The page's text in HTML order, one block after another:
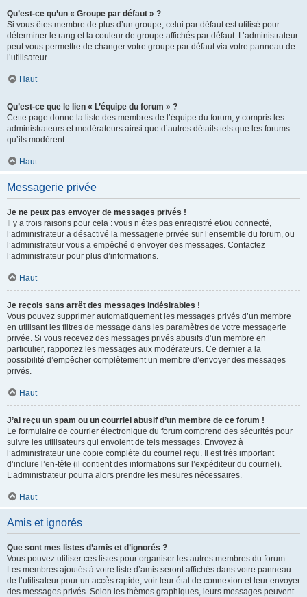
Qu’est-ce qu’un « Groupe par défaut » ?
Si vous êtes membre de plus d’un groupe, celui par défaut est utilisé pour
déterminer le rang et la couleur de groupe affichés par défaut. L’administrateur
peut vous permettre de changer votre groupe par défaut via votre panneau de
l’utilisateur.
Haut
Qu’est-ce que le lien « L’équipe du forum » ?
Cette page donne la liste des membres de l’équipe du forum, y compris les
administrateurs et modérateurs ainsi que d’autres détails tels que les forums
qu’ils modèrent.
Haut
Messagerie privée
Je ne peux pas envoyer de messages privés !
Il y a trois raisons pour cela : vous n’êtes pas enregistré et/ou connecté,
l’administrateur a désactivé la messagerie privée sur l’ensemble du forum, ou
l’administrateur vous a empêché d’envoyer des messages. Contactez
l’administrateur pour plus d’informations.
Haut
Je reçois sans arrêt des messages indésirables !
Vous pouvez supprimer automatiquement les messages privés d’un membre
en utilisant les filtres de message dans les paramètres de votre messagerie
privée. Si vous recevez des messages privés abusifs d’un membre en
particulier, rapportez les messages aux modérateurs. Ce dernier a la
possibilité d’empêcher complètement un membre d’envoyer des messages
privés.
Haut
J’ai reçu un spam ou un courriel abusif d’un membre de ce forum !
Le formulaire de courrier électronique du forum comprend des sécurités pour
suivre les utilisateurs qui envoient de tels messages. Envoyez à
l’administrateur une copie complète du courriel reçu. Il est très important
d’inclure l’en-tête (il contient des informations sur l’expéditeur du courriel).
L’administrateur pourra alors prendre les mesures nécessaires.
Haut
Amis et ignorés
Que sont mes listes d’amis et d’ignorés ?
Vous pouvez utiliser ces listes pour organiser les autres membres du forum.
Les membres ajoutés à votre liste d’amis seront affichés dans votre panneau
de l’utilisateur pour un accès rapide, voir leur état de connexion et leur envoyer
des messages privés. Selon les thèmes graphiques, leurs messages peuvent